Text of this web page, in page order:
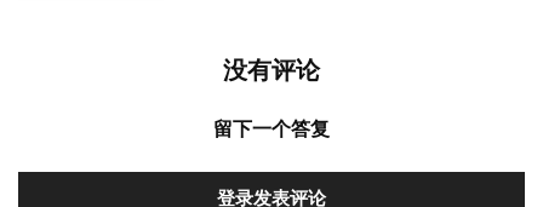
没有评论
留下一个答复
登录发表评论